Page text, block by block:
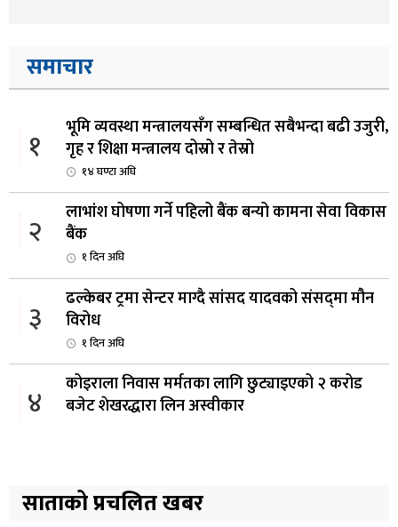
समाचार
१
भूमि व्यवस्था मन्त्रालयसँग सम्बन्धित सबैभन्दा बढी उजुरी,
गृह र शिक्षा मन्त्रालय दोस्रो र तेस्रो
१४ घण्टा अघि
२
लाभांश घोषणा गर्ने पहिलो बैंक बन्यो कामना सेवा विकास
बैंक
१ दिन अघि
३
ढल्केबर ट्रमा सेन्टर माग्दै सांसद यादवको संसद्‌मा मौन
विरोध
१ दिन अघि
४
कोइराला निवास मर्मतका लागि छुट्याइएको २ करोड
बजेट शेखरद्धारा लिन अस्वीकार
५
ठक्कर दिँदा किशोरको मृत्यु
१ दिन अघि
साताको प्रचलित खबर